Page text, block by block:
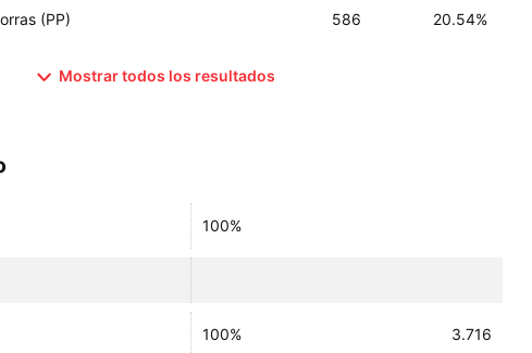
(PP) 586 20.54%
Mostrar todos los resultados
100%
100% 3.716